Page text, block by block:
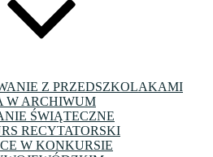
Z PRZEDSZKOLAKAMI
W ARCHIWUM
ŚWIĄTECZNE
RECYTATORSKI
W KONKURSIE